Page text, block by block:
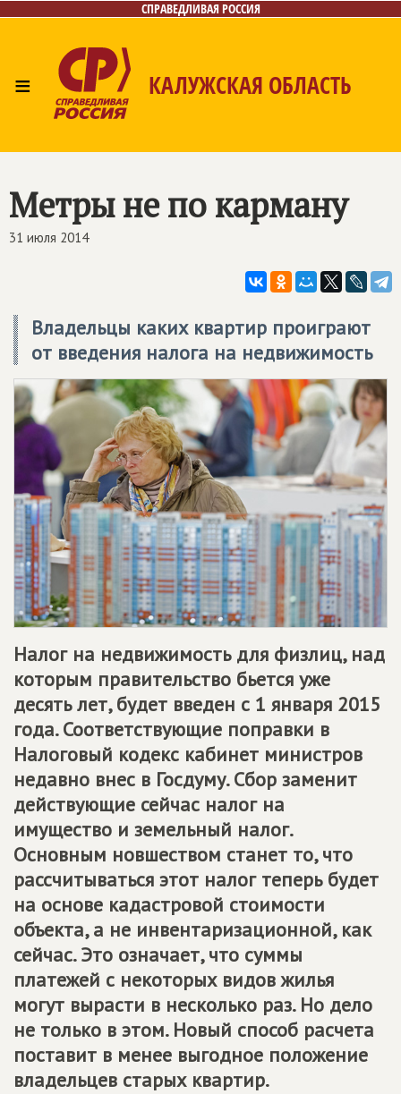
СПРАВЕДЛИВАЯ РОССИЯ
≡ КАЛУЖСКАЯ ОБЛАСТЬ
Метры не по карману
31 июля 2014
Владельцы каких квартир проиграют
от введения налога на недвижимость
Налог на недвижимость для физлиц, над
которым правительство бьется уже
десять лет, будет введен с 1 января 2015
года. Соответствующие поправки в
Налоговый кодекс кабинет министров
недавно внес в Госдуму. Сбор заменит
действующие сейчас налог на
имущество и земельный налог.
Основным новшеством станет то, что
рассчитываться этот налог теперь будет
на основе кадастровой стоимости
объекта, а не инвентаризационной, как
сейчас. Это означает, что суммы
платежей с некоторых видов жилья
могут вырасти в несколько раз. Но дело
не только в этом. Новый способ расчета
поставит в менее выгодное положение
владельцев старых квартир.